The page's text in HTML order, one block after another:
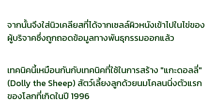
จากนั้นจึงใส่นิวเคลียสที่ได้จากเซลล์ผิวหนังเข้าไปในไข่ของ
ผู้บริจาคซึ่งถูกถอดข้อมูลทางพันธุกรรมออกแล้ว
เทคนิคนี้เหมือนกันกับเทคนิคที่ใช้ในการสร้าง "แกะดอลลี่"
(Dolly the Sheep) สัตว์เลี้ยงลูกด้วยนมโคลนนิ่งตัวแรก
ของโลกที่เกิดในปี 1996